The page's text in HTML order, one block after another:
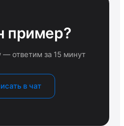
пример?
— ответим за 15 минут
в чат